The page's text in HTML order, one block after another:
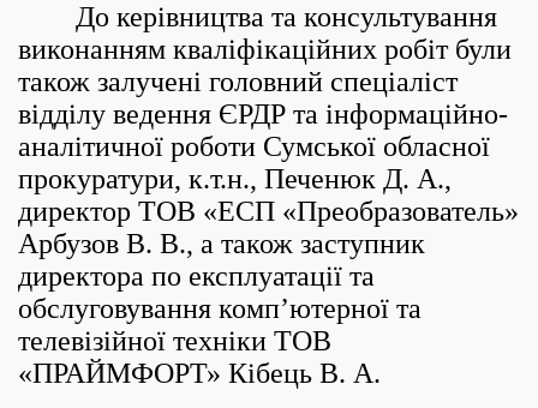
До керівництва та консультування
виконанням кваліфікаційних робіт були
також залучені головний спеціаліст
відділу ведення ЄРДР та інформаційно-
аналітичної роботи Сумської обласної
прокуратури, к.т.н., Печенюк Д. А.,
директор ТОВ «ЕСП «Преобразователь»
Арбузов В. В., а також заступник
директора по експлуатації та
обслуговування комп’ютерної та
телевізійної техніки ТОВ
«ПРАЙМФОРТ» Кібець В. А.